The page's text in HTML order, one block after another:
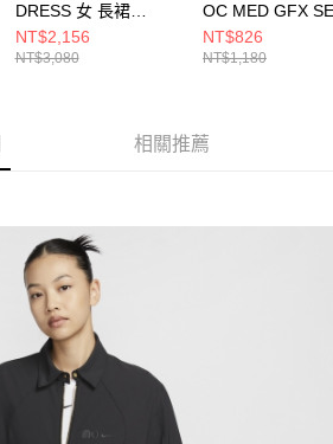
DRESS 女 長裙
HJ0537010
NT$2,156
NT$3,080
OC MED GFX
男 短袖上衣
HQ9259114
NT$826
NT$1,180
相關推薦